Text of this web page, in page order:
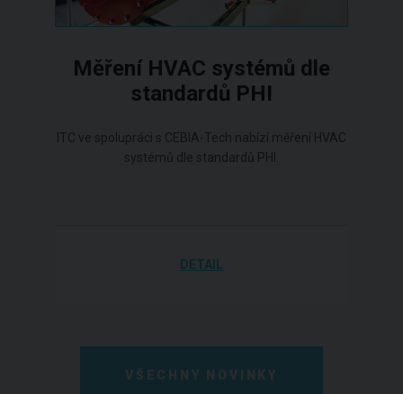
Měření HVAC systémů dle
standardů PHI
ITC ve spolupráci s CEBIA-Tech nabízí měření HVAC
systémů dle standardů PHI.
DETAIL
VŠECHNY NOVINKY